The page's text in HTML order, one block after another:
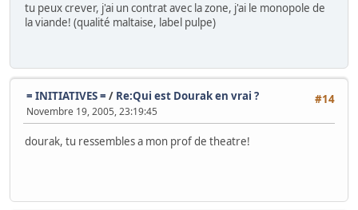
tu peux crever, j'ai un contrat avec la zone, j'ai le monopole de
la viande! (qualité maltaise, label pulpe)
#14
= INITIATIVES = / Re:Qui est Dourak en vrai ?
Novembre 19, 2005, 23:19:45
dourak, tu ressembles a mon prof de theatre!